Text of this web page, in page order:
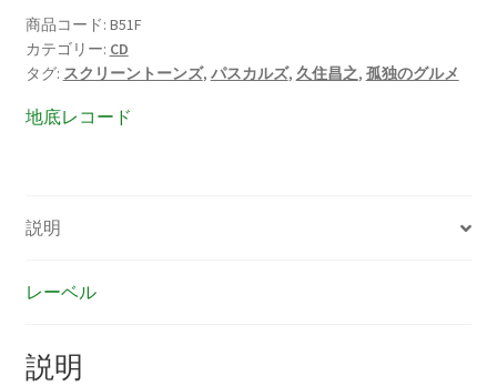
MUSICOMIX
個
商品コード: B51F
カテゴリー: CD
タグ: スクリーントーンズ, パスカルズ, 久住昌之, 孤独のグルメ
地底レコード
説明
レーベル
説明